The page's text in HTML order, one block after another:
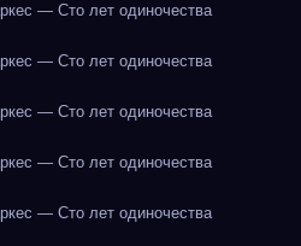
— Сто лет одиночества
— Сто лет одиночества
— Сто лет одиночества
— Сто лет одиночества
— Сто лет одиночества